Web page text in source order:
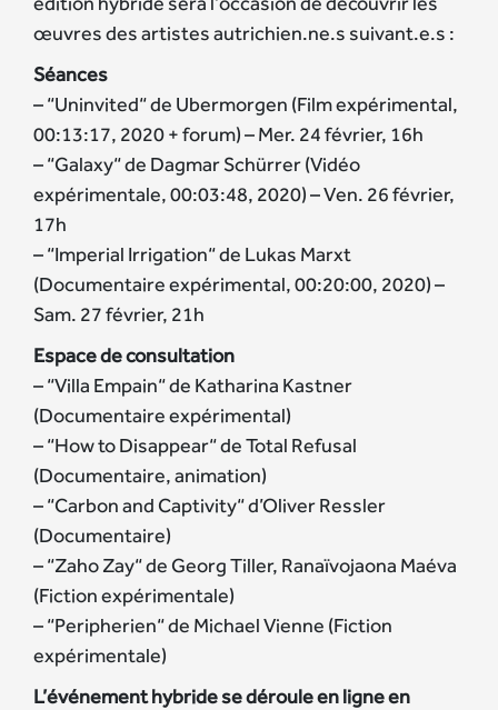
œuvres des artistes autrichien.ne.s suivant.e.s :
Séances
– “Uninvited“ de Ubermorgen (Film expérimental,
00:13:17, 2020 + forum) – Mer. 24 février, 16h
– “Galaxy“ de Dagmar Schürrer (Vidéo
expérimentale, 00:03:48, 2020) – Ven. 26 février,
17h
– “Imperial Irrigation“ de Lukas Marxt
(Documentaire expérimental, 00:20:00, 2020) –
Sam. 27 février, 21h
Espace de consultation
– “Villa Empain“ de Katharina Kastner
(Documentaire expérimental)
– “How to Disappear“ de Total Refusal
(Documentaire, animation)
– “Carbon and Captivity“ d’Oliver Ressler
(Documentaire)
– “Zaho Zay“ de Georg Tiller, Ranaïvojaona Maéva
(Fiction expérimentale)
– “Peripherien“ de Michael Vienne (Fiction
expérimentale)
L’événement hybride se déroule en ligne en